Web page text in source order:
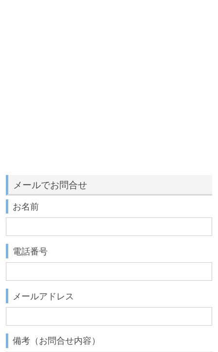
メールでお問合せ
お名前
電話番号
メールアドレス
備考（お問合せ内容）